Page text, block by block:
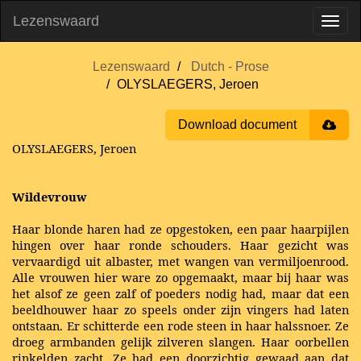
Lezenswaard
Lezenswaard
Dutch - Prose
OLYSLAEGERS, Jeroen
Download document
OLYSLAEGERS, Jeroen
Wildevrouw
Haar blonde haren had ze opgestoken, een paar haarpijlen
hingen over haar ronde schouders. Haar gezicht was
vervaardigd uit albaster, met wangen van vermiljoenrood.
Alle vrouwen hier ware zo opgemaakt, maar bij haar was
het alsof ze geen zalf of poeders nodig had, maar dat een
beeldhouwer haar zo speels onder zijn vingers had laten
ontstaan. Er schitterde een rode steen in haar halssnoer. Ze
droeg armbanden gelijk zilveren slangen. Haar oorbellen
rinkelden zacht. Ze had een doorzichtig gewaad aan dat